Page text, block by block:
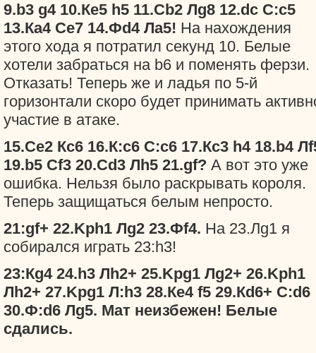
9.b3 g4 10.Кe5 h5 11.Сb2 Лg8 12.dc С:c5
13.Кa4 Сe7 14.Фd4 Лa5! На нахождения
этого хода я потратил секунд 10. Белые
хотели забраться на b6 и поменять ферзи.
Отказать! Теперь же и ладья по 5-й
горизонтали скоро будет принимать
участие в атаке.
15.Сe2 Кc6 16.К:c6 С:c6 17.Кc3 h4 18.b4
19.b5 Сf3 20.Сd3 Лh5 21.gf? А вот это уже
ошибка. Нельзя было раскрывать короля.
Теперь защищаться белым непросто.
21:gf+ 22.Kрh1 Лg2 23.Фf4. На 23.Лg1 я
собирался играть 23:h3!
23:Кg4 24.h3 Лh2+ 25.Kрg1 Лg2+ 26.Kрh1
Лh2+ 27.Kрg1 Л:h3 28.Кe4 f5 29.Кd6+ С:d6
30.Ф:d6 Лg5. Мат неизбежен! Белые
сдались.